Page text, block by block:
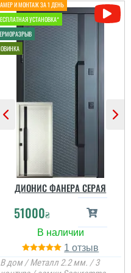
ДИОНИС ФАНЕРА СЕРАЯ
51000₴
1
В дом / Металл 2.2 мм. / 3